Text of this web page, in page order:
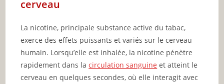
cerveau
La nicotine, principale substance active du tabac,
exerce des effets puissants et variés sur le cerveau
humain. Lorsqu’elle est inhalée, la nicotine pénètre
rapidement dans lacirculation sanguine et atteint le
cerveau en quelques secondes, où elle interagit avec